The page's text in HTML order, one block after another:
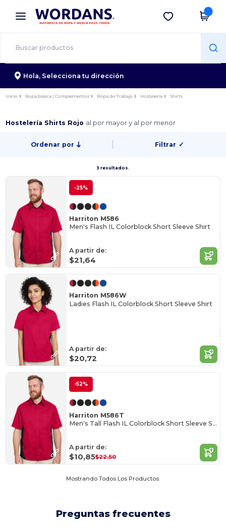
× App de Wordans
¡Mejores precios en app!
Descargar app
Hola, Selecciona tu dirección
Inicio Ropa básica | Complementos Ropa de Trabajo Hostelería Shirts
Hostelería Shirts Rojo al por mayor y al por menor
Ordenar por Filtrar ✓
3 resultados.
-25%
Harriton M586
Men's Flash IL Colorblock Short Sleeve Shirt
A partir de:
$21,64
Harriton M586W
Ladies Flash IL Colorblock Short Sleeve Shirt
A partir de:
$20,72
-52%
Harriton M586T
Men's Tall Flash IL Colorblock Short Sleeve Shirt
A partir de:
$10,85$22,50
Mostrando Todos Los Productos.
Preguntas frecuentes